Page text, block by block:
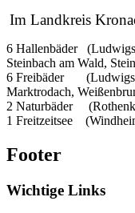
Im Landkreis
6 Hallenbäder
Steinbach am Wald,
6 Freibäder
Marktrodach,
2 Naturbäder
1 Freitzeitsee
Footer
Wichtige Links